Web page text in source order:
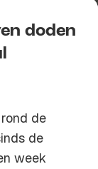
Kopieer linkdoden
de
de
week